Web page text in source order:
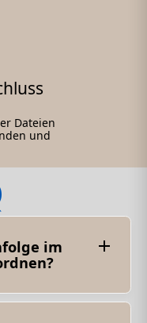
Dateien
und
im
im PDF-